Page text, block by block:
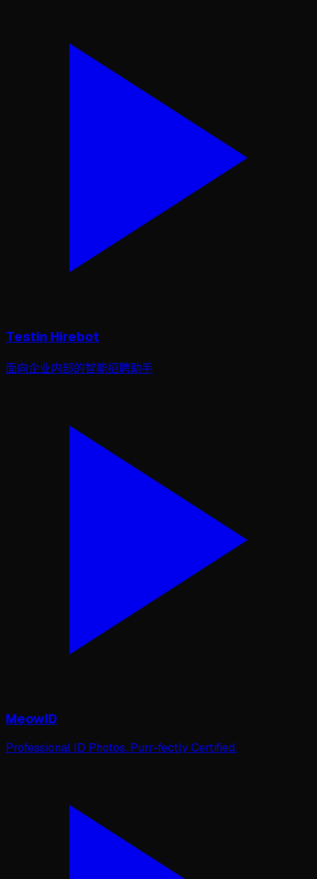
Testin Hirebot
面向企业内部的智能招聘助手
MeowID
Professional ID Photos. Purr-fectly Certified.